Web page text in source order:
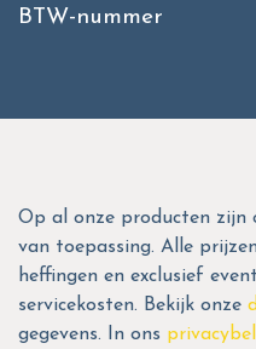
BTW-nummer
Op al onze producten zijn
van toepassing. Alle
heffingen en exclusief
servicekosten. Bekijk onze
gegevens. In ons